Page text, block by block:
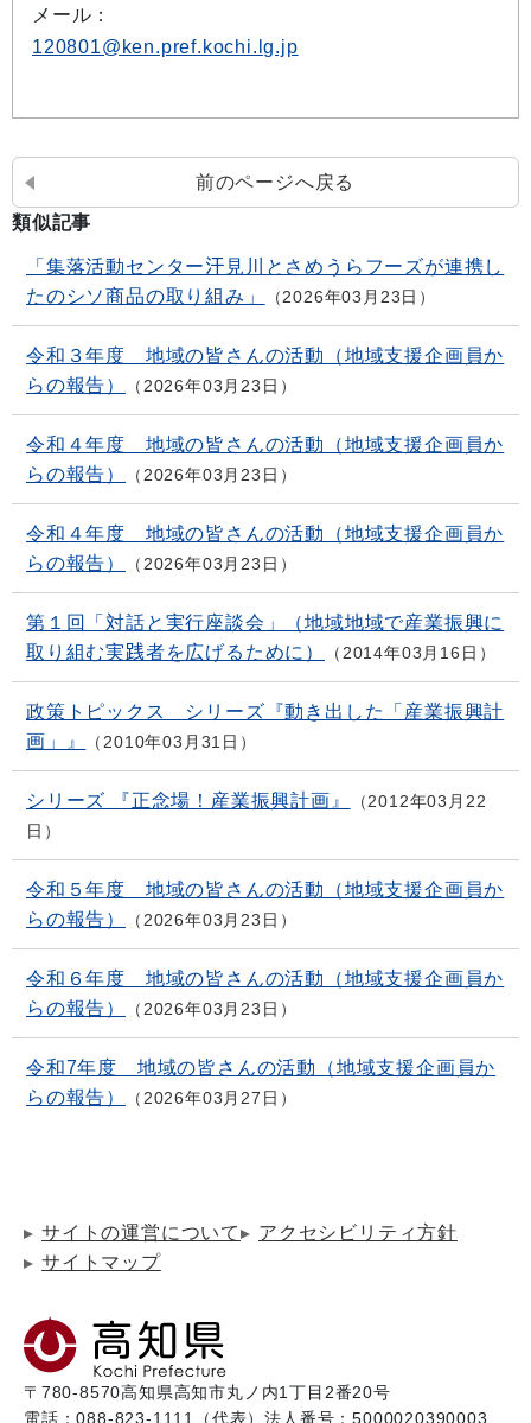
メール：
120801@ken.pref.kochi.lg.jp
前のページへ戻る
類似記事
「集落活動センター汗見川とさめうらフーズが連携し
たのシソ商品の取り組み」
2026年03月23日
令和３年度 地域の皆さんの活動（地域支援企画員か
らの報告）
2026年03月23日
令和４年度 地域の皆さんの活動（地域支援企画員か
らの報告）
2026年03月23日
令和４年度 地域の皆さんの活動（地域支援企画員か
らの報告）
2026年03月23日
第１回「対話と実行座談会」（地域地域で産業振興に
取り組む実践者を広げるために）
2014年03月16日
政策トピックス シリーズ『動き出した「産業振興計
画」』
2010年03月31日
シリーズ 『正念場！産業振興計画』
2012年03月22
日
令和５年度 地域の皆さんの活動（地域支援企画員か
らの報告）
2026年03月23日
令和６年度 地域の皆さんの活動（地域支援企画員か
らの報告）
2026年03月23日
令和7年度 地域の皆さんの活動（地域支援企画員か
らの報告）
2026年03月27日
サイトの運営について
アクセシビリティ方針
サイトマップ
〒780-8570高知県高知市丸ノ内1丁目2番20号
電話：088-823-1111（代表）法人番号：5000020390003